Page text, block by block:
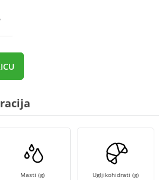
Masti (g) Ugljikohidrati (g)